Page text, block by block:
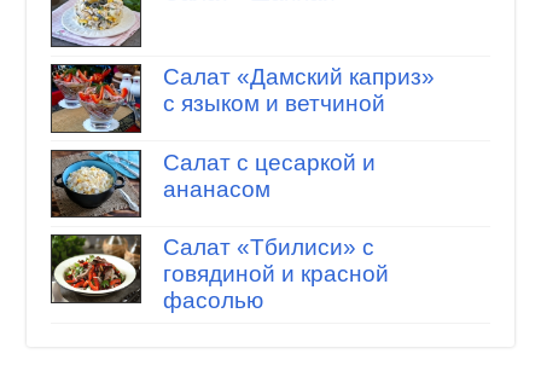
Салат «Дамский каприз»
с языком и ветчиной
Салат с цесаркой и
ананасом
Салат «Тбилиси» с
говядиной и красной
фасолью